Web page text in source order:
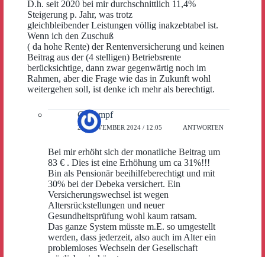
D.h. seit 2020 bei mir durchschnittlich 11,4%
Steigerung p. Jahr, was trotz
gleichbleibender Leistungen völlig inakzebtabel ist.
Wenn ich den Zuschuß
( da hohe Rente) der Rentenversicherung und keinen
Beitrag aus der (4 stelligen) Betriebsrente
berücksichtige, dann zwar gegenwärtig noch im
Rahmen, aber die Frage wie das in Zukunft wohl
weitergehen soll, ist denke ich mehr als berechtigt.
G.Kampf
23. NOVEMBER 2024 / 12:05 ANTWORTEN
Bei mir erhöht sich der monatliche Beitrag um
83 € . Dies ist eine Erhöhung um ca 31%!!!
Bin als Pensionär beeihilfeberechtigt und mit
30% bei der Debeka versichert. Ein
Versicherungswechsel ist wegen
Altersrückstellungen und neuer
Gesundheitsprüfung wohl kaum ratsam.
Das ganze System müsste m.E. so umgestellt
werden, dass jederzeit, also auch im Alter ein
problemloses Wechseln der Gesellschaft